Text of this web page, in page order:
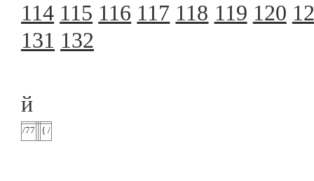
114 115 116 117 118 119 120
131 132
й
/77 { /